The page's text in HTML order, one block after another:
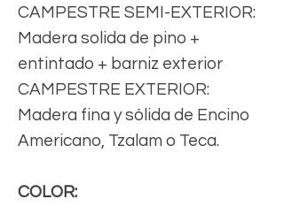
CAMPESTRE SEMI-EXTERIOR:
Madera solida de pino +
entintado + barniz exterior
CAMPESTRE EXTERIOR:
Madera fina y sólida de Encino
Americano, Tzalam o Teca.
COLOR: